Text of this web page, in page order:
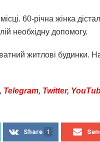
60-річна жінка
необхідну допомогу.
житлові будинки.
, Telegram, Twitter,
Share 1